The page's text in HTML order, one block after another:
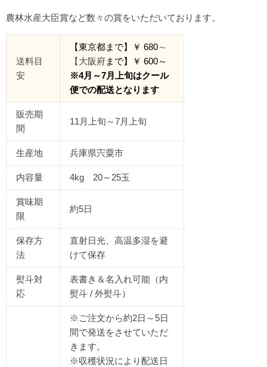
農林水産大臣賞など数々の賞をいただいております。
送料目
安
【東京都まで】￥ 680～
【大阪府まで】￥ 600～
※4月～7月上旬はクール
便での配送となります
販売期
間
11月上旬～7月上旬
生産地 兵庫県宍粟市
内容量 4kg 20～25玉
賞味期
限
約5日
保存方
法
直射日光、高温多湿を避
けて保存
熨斗対
応
表書き＆名入れ可能（内
熨斗 / 外熨斗）
※ご注文から約2日～5日
間で発送をさせていただ
きます。
※収穫状況により配送日